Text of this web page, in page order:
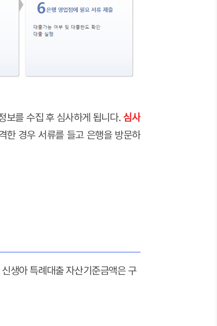
보를 수집 후 심사하게 됩니다. 심사
한 경우 서류를 들고 은행을 방문하
생아 특례대출 자산기준금액은 구